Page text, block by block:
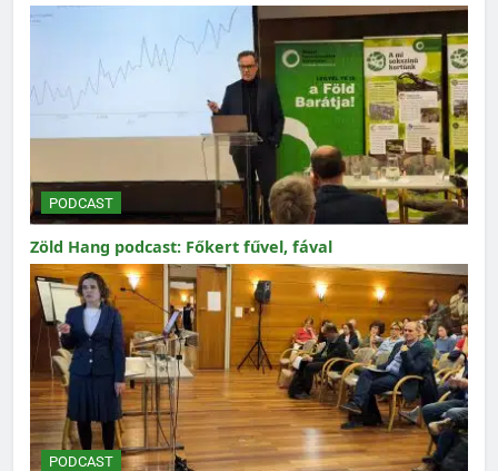
PODCAST
Zöld Hang podcast: Főkert fűvel, fával
PODCAST